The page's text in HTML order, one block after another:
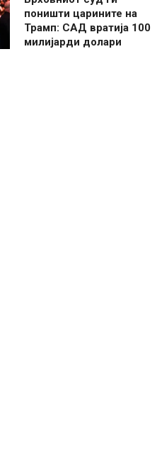
поништи царините на
Трамп: САД вратија 100
милијарди долари